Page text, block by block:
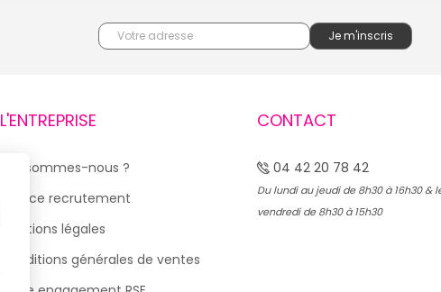
L'ENTREPRISE
Qui sommes-nous ?
Espace recrutement
Mentions légales
Conditions générales de ventes
CONTACT
04 42 20 78 42
Du lundi au jeudi de 8h30 à 16h30 &
vendredi de 8h30 à 15h30